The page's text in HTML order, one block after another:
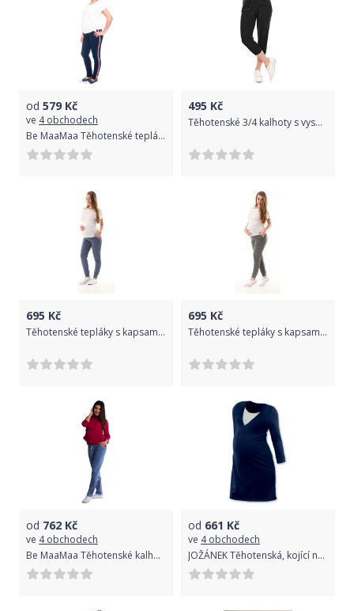
od 579 Kč
ve 4 obchodech
Be MaaMaa Těhotenské tepláky/kalhoty Tommy, granátové, vel. XL
495 Kč
Těhotenské 3/4 kalhoty s vysokým pásem - MAŠLIČKA černé - BeMaaMaa velikost L/XL
695 Kč
Těhotenské tepláky s kapsami - VIGO modrá jeans - Gregx velikost XL (42)
695 Kč
Těhotenské tepláky s kapsami - VIGO tmavě šedé - Gregx velikost XL (42)
od 762 Kč
ve 4 obchodech
Be MaaMaa Těhotenské kalhoty - světlý jeans, vel. XL
od 661 Kč
ve 4 obchodech
JOŽÁNEK Těhotenská, kojící noční košile JOHANKA dl. rukáv - jeans